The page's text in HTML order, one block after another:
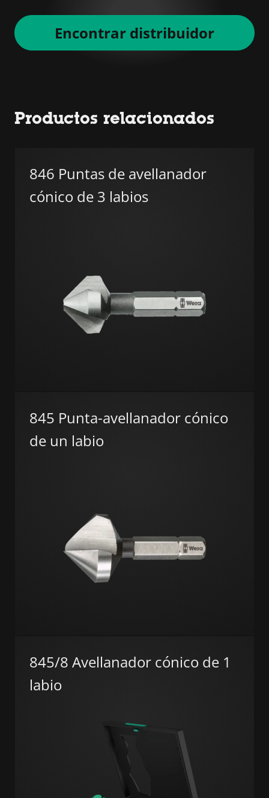
Encontrar distribuidor
Productos relacionados
846 Puntas de avellanador
cónico de 3 labios
845 Punta-avellanador cónico
de un labio
845/8 Avellanador cónico de 1
labio